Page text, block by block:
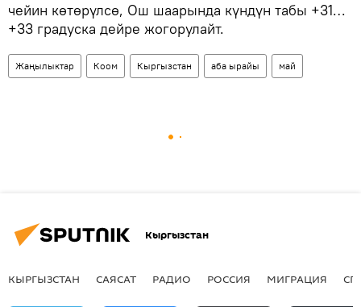
чейин көтөрүлсө, Ош шаарында күндүн табы +31…
+33 градуска дейре жогорулайт.
Жаңылыктар Коом Кыргызстан аба ырайы май
Кыргызстан
КЫРГЫЗСТАН САЯСАТ РАДИО РОССИЯ МИГРАЦИЯ